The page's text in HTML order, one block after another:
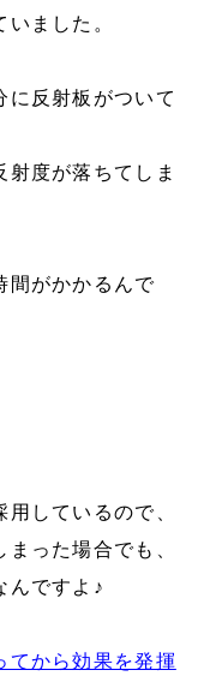
ました。
に反射板がついて
射度が落ちてしま
間がかかるんで
しているので、
った場合でも、
んですよ♪
てから効果を発揮